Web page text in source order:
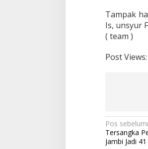
Tampak
Is, unsyur
( team )
Post Views:
N
a
Pos
Tersangka
Jambi Jadi